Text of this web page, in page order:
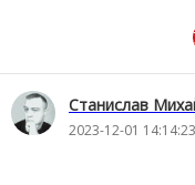
Станислав
2023-12-01 14:14:23